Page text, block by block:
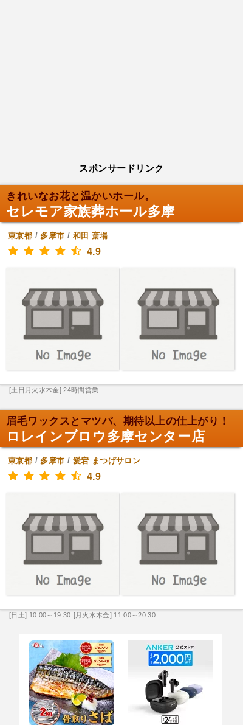
スポンサードリンク
きれいなお花と温かいホール。
セレモア家族葬ホール多摩
東京都 / 多摩市 / 和田 斎場
4.9
[土日月火水木金] 24時間営業
眉毛ワックスとマツパ、期待以上の仕上がり！
ロレインブロウ多摩センター店
東京都 / 多摩市 / 愛宕 まつげサロン
4.9
[日土] 10:00～19:30 [月火水木金] 11:00～20:30